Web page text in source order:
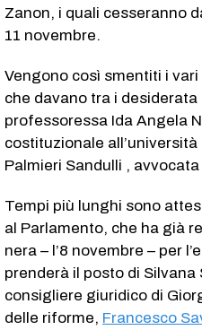
Zanon, i quali cesseranno
11 novembre.
Vengono così smentiti i
che davano tra i
professoressa Ida Angela
costituzionale
Palmieri Sandulli ,
Tempi più lunghi sono
al Parlamento, che ha già
nera – l’8 novembre – per
prenderà il posto di
consigliere giuridico di
delle riforme, Francesco